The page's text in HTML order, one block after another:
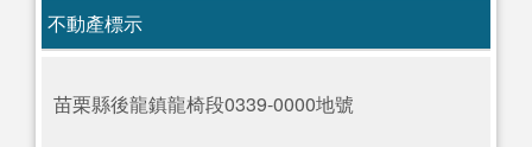
不動產標示
苗栗縣後龍鎮龍椅段0339-0000地號